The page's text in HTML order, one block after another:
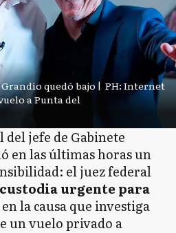
quedó bajo
a Punta del
| PH: Internet
jefe de Gabinete
en las últimas horas un
el juez federal
custodia urgente para
en la causa que investiga
un vuelo privado a